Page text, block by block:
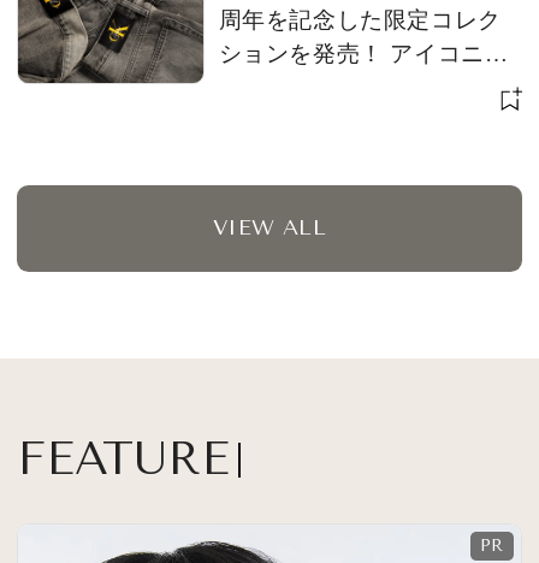
周年を記念した限定コレク
ションを発売！ アイコニッ
クな「CK」ロゴをアップデ
VIEW ALL
FEATURE